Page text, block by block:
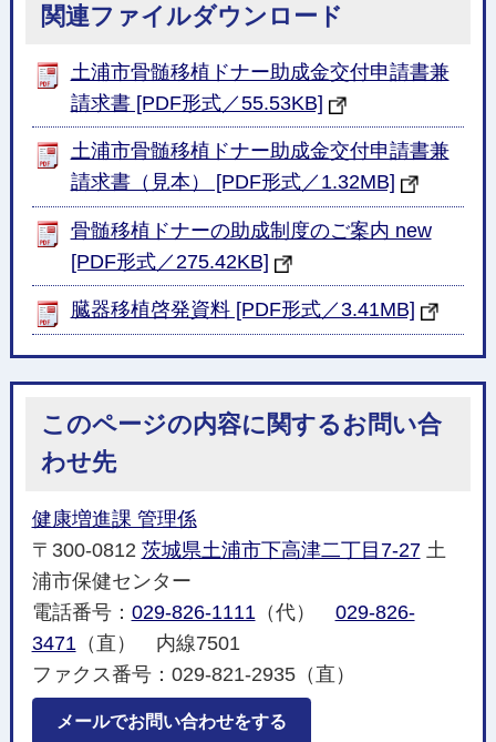
関連ファイルダウンロード
土浦市骨髄移植ドナー助成金交付申請書兼
請求書 [PDF形式／55.53KB]
土浦市骨髄移植ドナー助成金交付申請書兼
請求書（見本） [PDF形式／1.32MB]
骨髄移植ドナーの助成制度のご案内 new
[PDF形式／275.42KB]
臓器移植啓発資料 [PDF形式／3.41MB]
このページの内容に関するお問い合
わせ先
健康増進課 管理係
〒300-0812 茨城県土浦市下高津二丁目7-27土
浦市保健センター
電話番号： 029-826-1111 （代） 029-826-
3471 （直） 内線7501
ファクス番号：029-821-2935（直）
メールでお問い合わせをする